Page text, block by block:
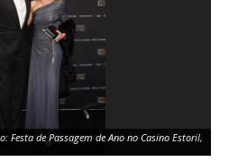
Festa de Passagem de Ano no Casino Estoril,